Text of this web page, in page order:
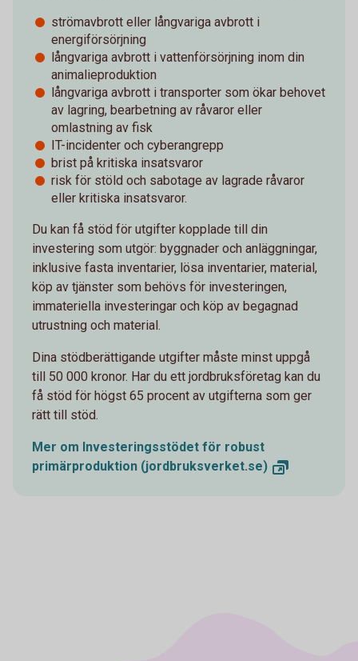
strömavbrott eller långvariga avbrott i
energiförsörjning
långvariga avbrott i vattenförsörjning inom din
animalieproduktion
långvariga avbrott i transporter som ökar behovet
av lagring, bearbetning av råvaror eller
omlastning av fisk
IT-incidenter och cyberangrepp
brist på kritiska insatsvaror
risk för stöld och sabotage av lagrade råvaror
eller kritiska insatsvaror.
Du kan få stöd för utgifter kopplade till din
investering som utgör: byggnader och anläggningar,
inklusive fasta inventarier, lösa inventarier, material,
köp av tjänster som behövs för investeringen,
immateriella investeringar och köp av begagnad
utrustning och material.
Dina stödberättigande utgifter måste minst uppgå
till 50 000 kronor. Har du ett jordbruksföretag kan du
få stöd för högst 65 procent av utgifterna som ger
rätt till stöd.
Mer om Investeringsstödet för robust
primärproduktion (jordbruksverket.se)